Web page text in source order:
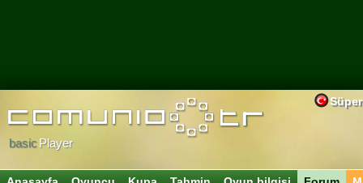
basicPlayer